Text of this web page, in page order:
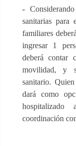
-
sanitarias
familiares
ingresar 1
deberá contar
movilidad, y
sanitario.
dará como
coordinación